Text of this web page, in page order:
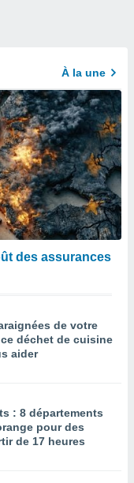
À la une
des assurances
de votre
déchet de cuisine
aider
: 8 départements
pour des
de 17 heures